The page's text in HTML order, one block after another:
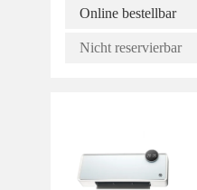
Online bestellbar
Nicht reservierbar